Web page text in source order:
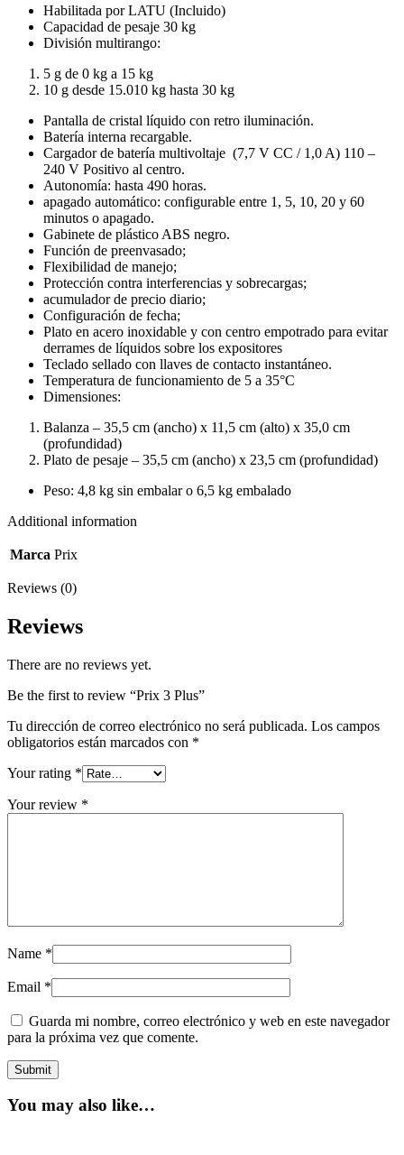
Habilitada por LATU (Incluido)
Capacidad de pesaje 30 kg
División multirango:
5 g de 0 kg a 15 kg
10 g desde 15.010 kg hasta 30 kg
Pantalla de cristal líquido con retro iluminación.
Batería interna recargable.
Cargador de batería multivoltaje (7,7 V CC / 1,0 A) 110 –
240 V Positivo al centro.
Autonomía: hasta 490 horas.
apagado automático: configurable entre 1, 5, 10, 20 y 60
minutos o apagado.
Gabinete de plástico ABS negro.
Función de preenvasado;
Flexibilidad de manejo;
Protección contra interferencias y sobrecargas;
acumulador de precio diario;
Configuración de fecha;
Plato en acero inoxidable y con centro empotrado para evitar
derrames de líquidos sobre los expositores
Teclado sellado con llaves de contacto instantáneo.
Temperatura de funcionamiento de 5 a 35°C
Dimensiones:
Balanza – 35,5 cm (ancho) x 11,5 cm (alto) x 35,0 cm
(profundidad)
Plato de pesaje – 35,5 cm (ancho) x 23,5 cm (profundidad)
Peso: 4,8 kg sin embalar o 6,5 kg embalado
Additional information
Marca Prix
Reviews (0)
Reviews
There are no reviews yet.
Be the first to review “Prix 3 Plus”
Tu dirección de correo electrónico no será publicada. Los campos
obligatorios están marcados con *
Your rating *
Your review *
Name *
Email *
Guarda mi nombre, correo electrónico y web en este navegador
para la próxima vez que comente.
You may also like…